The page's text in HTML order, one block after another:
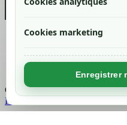
Cookies marketing
Enregistrer
Created
Chargement...
Retour en haut